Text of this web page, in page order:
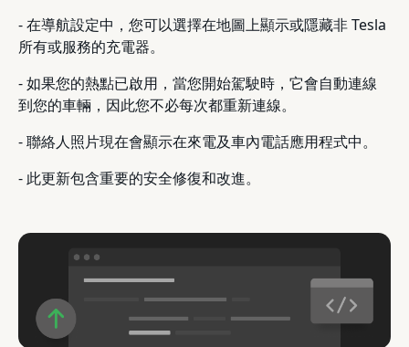
- 在導航設定中，您可以選擇在地圖上顯示或隱藏非 Tesla
所有或服務的充電器。
- 如果您的熱點已啟用，當您開始駕駛時，它會自動連線
到您的車輛，因此您不必每次都重新連線。
- 聯絡人照片現在會顯示在來電及車內電話應用程式中。
- 此更新包含重要的安全修復和改進。